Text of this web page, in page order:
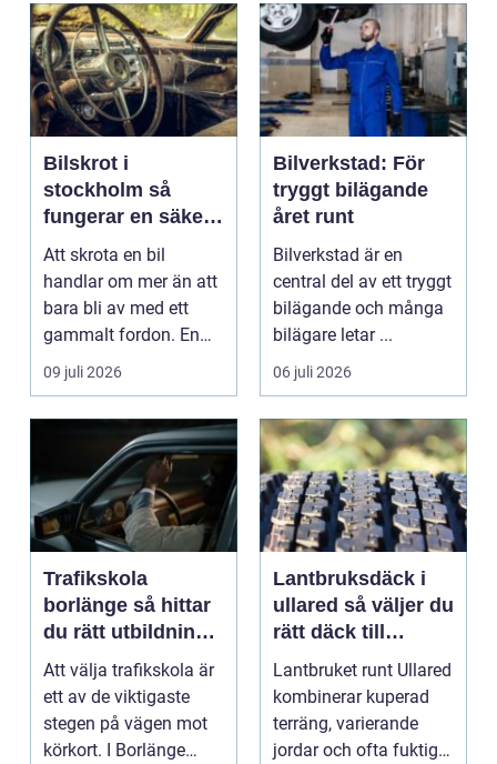
Bilskrot i
stockholm så
fungerar en säker
och miljövänlig
skrotning
Att skrota en bil
handlar om mer än att
bara bli av med ett
gammalt fordon. En
genomtänkt skrotning
09 juli 2026
Bilverkstad: För
tryggt bilägande
året runt
Bilverkstad är en
central del av ett tryggt
bilägande och många
bilägare letar ...
06 juli 2026
Trafikskola
borlänge så hittar
du rätt utbildning
till körkortet
Att välja trafikskola är
ett av de viktigaste
stegen på vägen mot
körkort. I Borlänge
Lantbruksdäck i
ullared så väljer du
rätt däck till
gårdens maskiner
Lantbruket runt Ullared
kombinerar kuperad
terräng, varierande
jordar och ofta fuktigt